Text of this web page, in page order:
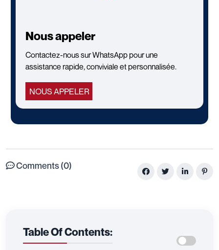
Nous appeler
Contactez-nous sur WhatsApp pour une
assistance rapide, conviviale et personnalisée.
NOUS APPELER
Comments (0)
Table Of Contents: